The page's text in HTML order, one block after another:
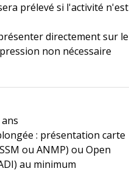
prélevé si l'activité n'est
directement sur le
non nécessaire
: présentation carte
ou ANMP) ou Open
au minimum